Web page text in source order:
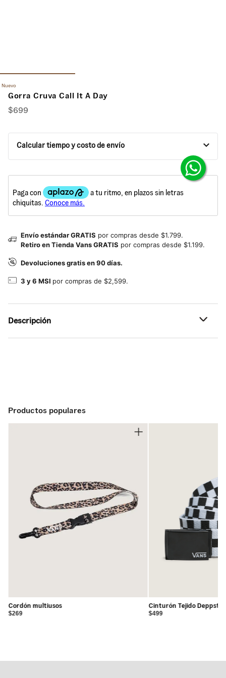
Nuevo
Gorra Cruva Call It A Day
$699
Calcular tiempo y costo de envío
Envío estándar GRATIS por compras desde $1.799.
Retiro en Tienda Vans GRATIS por compras desde $1.199.
Devoluciones gratis en 90 días.
3 y 6 MSI por compras de $2,599.
Descripción
Productos populares
Cordón multiusos
$269
Cinturón Tejido Deppster
$499